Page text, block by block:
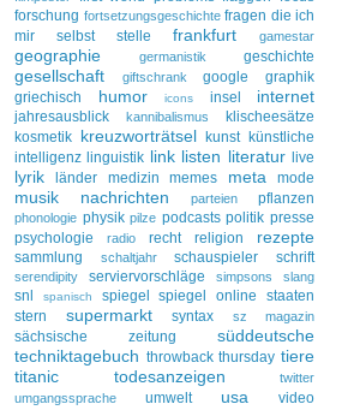
forschung fortsetzungsgeschichte fragen die ich
mir selbst stelle
frankfurt gamestar
geographie germanistik geschichte
gesellschaft giftschrank google
graphik
griechisch
humor icons insel internet
jahresausblick kannibalismus
klischeesätze
kosmetik kreuzworträtsel kunst
künstliche
intelligenz linguistik link listen literatur live
lyrik länder medizin memes meta mode
musik nachrichten parteien pflanzen
phonologie physik pilze podcasts politik presse
psychologie
radio recht religion rezepte
sammlung schaltjahr schauspieler schrift
serendipity serviervorschläge simpsons slang
snl spanisch spiegel spiegel online
staaten
stern
supermarkt syntax sz magazin
sächsische zeitung
süddeutsche
techniktagebuch throwback thursday tiere
titanic
todesanzeigen
twitter
umgangssprache
umwelt usa video